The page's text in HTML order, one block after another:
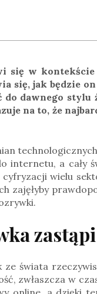
się w kontekście
się, jak będzie
dawnego stylu
na to, że
internetu, a cały
cyfryzacji wielu
zajęłyby
świata
zwłaszcza w